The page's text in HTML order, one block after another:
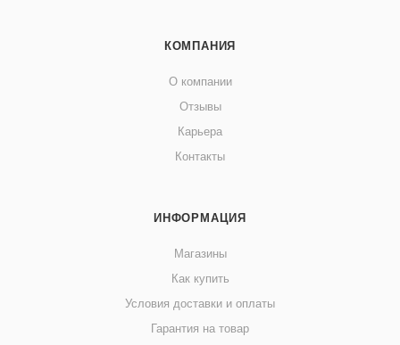
КОМПАНИЯ
О компании
Отзывы
Карьера
Контакты
ИНФОРМАЦИЯ
Магазины
Как купить
Условия доставки и оплаты
Гарантия на товар